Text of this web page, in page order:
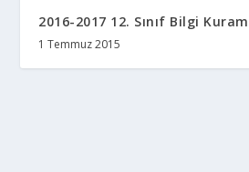
2016-2017 12. Sınıf Bilgi
1 Temmuz 2015